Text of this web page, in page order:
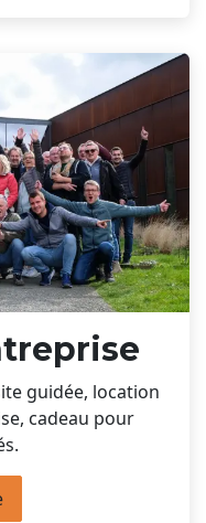
guidée, location
cadeau pour